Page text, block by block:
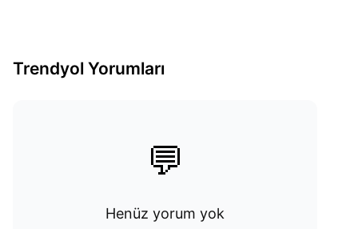
Trendyol Yorumları
💬
Henüz yorum yok